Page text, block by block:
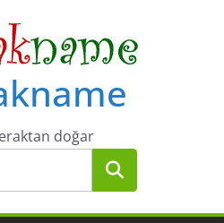
doğar